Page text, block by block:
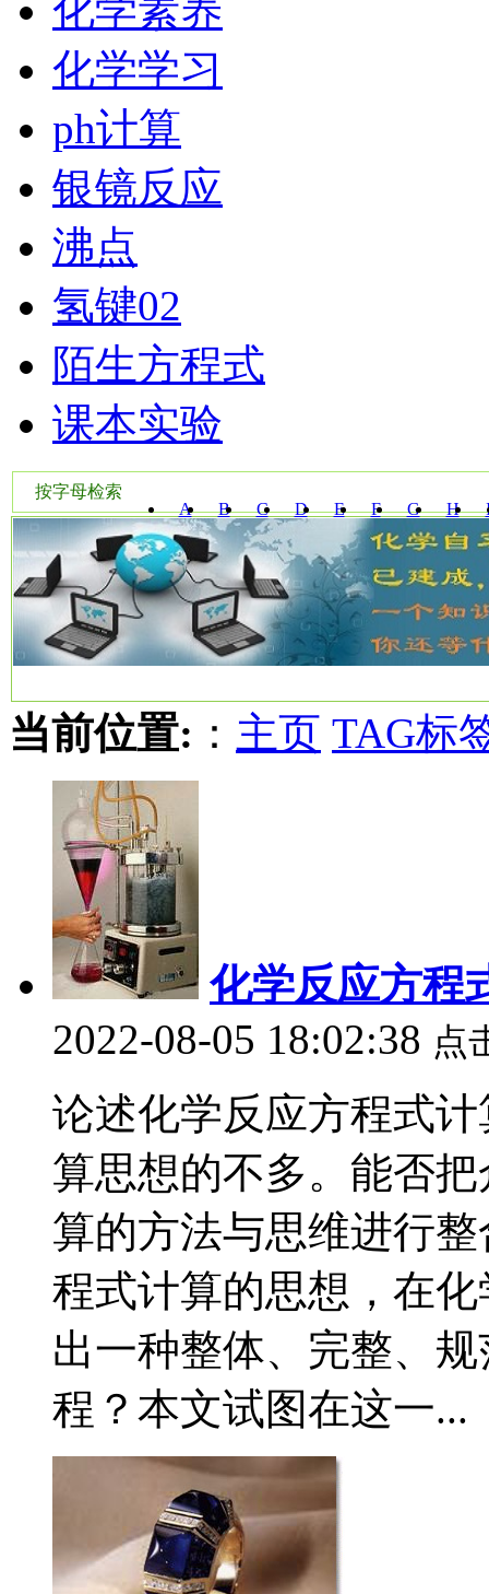
化学素养
化学学习
ph计算
银镜反应
沸点
氢键02
陌生方程式
课本实验
按字母检索
A
B C D E F G H
W Y
当前位置: ： 主页 TAG标
化学反应方程
2022-08-05 18:02:38 点
论述化学反应方程式
算思想的不多。能否
算的方法与思维进行
程式计算的思想，在
出一种整体、完整、
程？本文试图在这一...